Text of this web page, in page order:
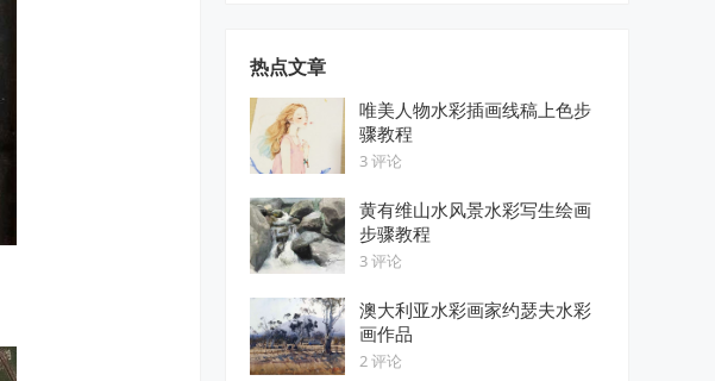
热点文章
唯美人物水彩插画线稿上色步
骤教程
3 评论
黄有维山水风景水彩写生绘画
步骤教程
3 评论
澳大利亚水彩画家约瑟夫水彩
画作品
2 评论